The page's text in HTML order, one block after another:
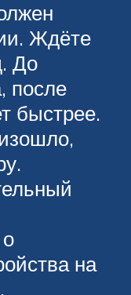
Ждёте
До
после
быстрее.
на